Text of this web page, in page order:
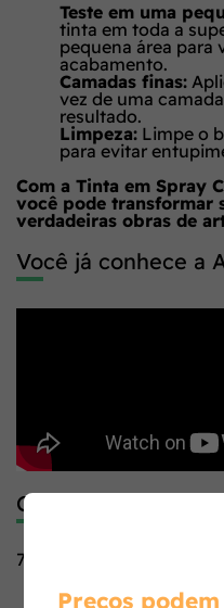
Teste em uma
tinta em toda a
pequena área para
acabamento.
Camadas finas:
vez de uma
resultado.
Limpeza: Limpe o
para evitar
Com a Tinta em Spray
você pode transformar
verdadeiras obras de
Você já conhece a
Código de Barras
7898543381228
Preços